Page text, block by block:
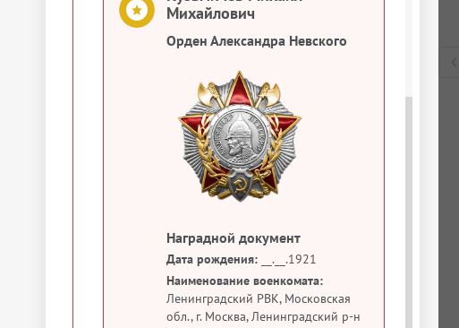
Михайлович
Орден Александра Невского
Наградной документ
Дата рождения: __.__.1921
Наименование военкомата:
Ленинградский РВК, Московская
обл., г. Москва, Ленинградский р-н